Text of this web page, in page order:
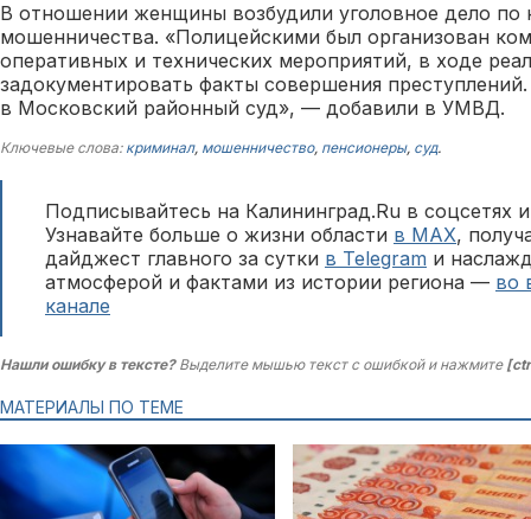
В отношении женщины возбудили уголовное дело по
мошенничества. «Полицейскими был организован
оперативных и технических мероприятий, в ходе
задокументировать факты совершения
в Московский районный суд», — добавили в УМВД.
Ключевые слова: криминал, мошенничество, пенсионеры, суд.
Подписывайтесь на Калининград.Ru в соцсетях
Узнавайте больше о жизни области в MAX,
дайджест главного за сутки в Telegram и
атмосферой и фактами из истории региона — во
канале
Нашли ошибку в тексте?Выделите мышью текст с ошибкой и нажмите
МАТЕРИАЛЫ ПО ТЕМЕ